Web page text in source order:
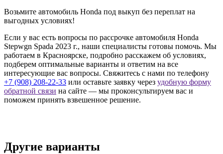
Возьмите автомобиль Honda под выкуп без переплат на
выгодных условиях!
Если у вас есть вопросы по рассрочке автомобиля Honda
Stepwgn Spada 2023 г., наши специалисты готовы помочь. Мы
работаем в Красноярске, подробно расскажем об условиях,
подберем оптимальные варианты и ответим на все
интересующие вас вопросы. Свяжитесь с нами по телефону
+7 (908) 208-22-33 или оставьте заявку через удобную форму
обратной связи на сайте — мы проконсультируем вас и
поможем принять взвешенное решение.
Другие варианты